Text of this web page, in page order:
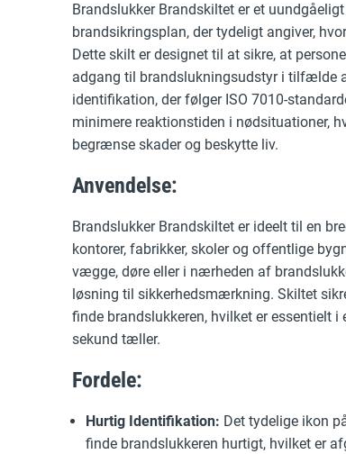
Brandslukker Brandskiltet er et
brandsikringsplan, der tydeligt angiver,
Dette skilt er designet til at sikre, at
adgang til brandslukningsudstyr i tilfælde
identifikation, der følger ISO 7010-
minimere reaktionstiden i nødsituationer,
begrænse skader og beskytte liv.
Anvendelse:
Brandslukker Brandskiltet er ideelt til en
kontorer, fabrikker, skoler og offentlige
vægge, døre eller i nærheden af
løsning til sikkerhedsmærkning. Skiltet
finde brandslukkeren, hvilket er essentielt
sekund tæller.
Fordele:
Hurtig Identifikation: Det tydelige ikon
finde brandslukkeren hurtigt, hvilket er